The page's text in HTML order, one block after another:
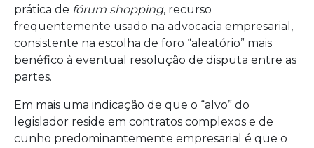
prática de fórum shopping, recurso
frequentemente usado na advocacia empresarial,
consistente na escolha de foro “aleatório” mais
benéfico à eventual resolução de disputa entre as
partes.
Em mais uma indicação de que o “alvo” do
legislador reside em contratos complexos e de
cunho predominantemente empresarial é que o